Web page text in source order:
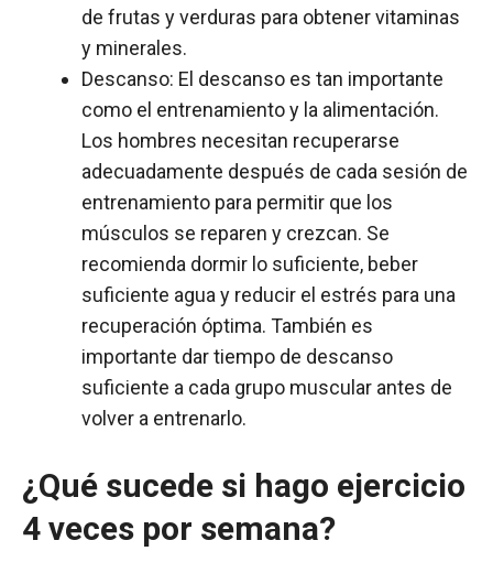
de frutas y verduras para obtener vitaminas
y minerales.
Descanso: El descanso es tan importante
como el entrenamiento y la alimentación.
Los hombres necesitan recuperarse
adecuadamente después de cada sesión de
entrenamiento para permitir que los
músculos se reparen y crezcan. Se
recomienda dormir lo suficiente, beber
suficiente agua y reducir el estrés para una
recuperación óptima. También es
importante dar tiempo de descanso
suficiente a cada grupo muscular antes de
volver a entrenarlo.
¿Qué sucede si hago ejercicio
4 veces por semana?